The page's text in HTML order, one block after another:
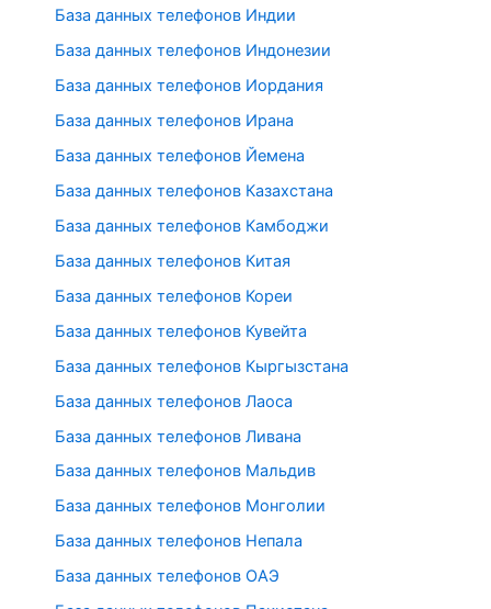
База данных телефонов Индии
База данных телефонов Индонезии
База данных телефонов Иордания
База данных телефонов Ирана
База данных телефонов Йемена
База данных телефонов Казахстана
База данных телефонов Камбоджи
База данных телефонов Китая
База данных телефонов Кореи
База данных телефонов Кувейта
База данных телефонов Кыргызстана
База данных телефонов Лаоса
База данных телефонов Ливана
База данных телефонов Мальдив
База данных телефонов Монголии
База данных телефонов Непала
База данных телефонов ОАЭ